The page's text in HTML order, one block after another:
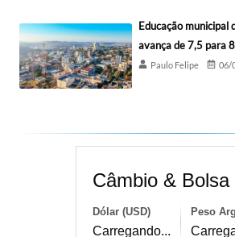
Educação municipal
avança de 7,5 para
Paulo Felipe 06/
Câmbio & Bolsa
Dólar (USD)
Carregando...
Peso